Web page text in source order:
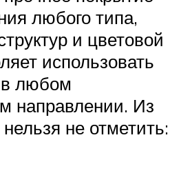
любого типа,
и цветовой
использовать
в любом
направлении. Из
не отметить: